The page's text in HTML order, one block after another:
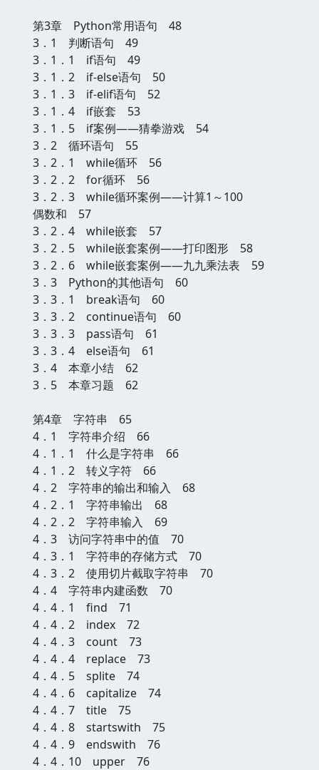
第3章 Python常用语句 48
3．1 判断语句 49
3．1．1 if语句 49
3．1．2 if-else语句 50
3．1．3 if-elif语句 52
3．1．4 if嵌套 53
3．1．5 if案例——猜拳游戏 54
3．2 循环语句 55
3．2．1 while循环 56
3．2．2 for循环 56
3．2．3 while循环案例——计算1～100
偶数和 57
3．2．4 while嵌套 57
3．2．5 while嵌套案例——打印图形 58
3．2．6 while嵌套案例——九九乘法表 59
3．3 Python的其他语句 60
3．3．1 break语句 60
3．3．2 continue语句 60
3．3．3 pass语句 61
3．3．4 else语句 61
3．4 本章小结 62
3．5 本章习题 62
第4章 字符串 65
4．1 字符串介绍 66
4．1．1 什么是字符串 66
4．1．2 转义字符 66
4．2 字符串的输出和输入 68
4．2．1 字符串输出 68
4．2．2 字符串输入 69
4．3 访问字符串中的值 70
4．3．1 字符串的存储方式 70
4．3．2 使用切片截取字符串 70
4．4 字符串内建函数 70
4．4．1 find 71
4．4．2 index 72
4．4．3 count 73
4．4．4 replace 73
4．4．5 splite 74
4．4．6 capitalize 74
4．4．7 title 75
4．4．8 startswith 75
4．4．9 endswith 76
4．4．10 upper 76